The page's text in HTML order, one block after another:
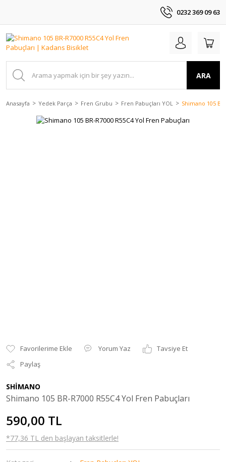
0232 369 09 63
ARA
Anasayfa Yedek Parça Fren Grubu Fren Pabuçları YOL Shimano 105
Yorum Yaz
Tavsiye Et
Paylaş
SHİMANO
Shimano 105 BR-R7000 R55C4 Yol Fren Pabuçları
590,00 TL
*77,36 TL den başlayan taksitlerle!